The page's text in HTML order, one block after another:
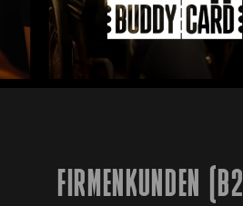
FIRMENKUNDEN